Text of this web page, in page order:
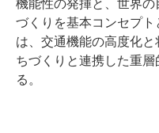
機能性の発揮と、世界
づくりを基本コンセプ
は、交通機能の高度化
ちづくりと連携した重
る。